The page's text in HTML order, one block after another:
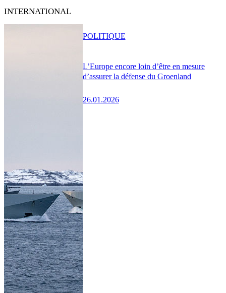
INTERNATIONAL
L’Europe encore loin d’être en mesure
d’assurer la défense du Groenland
26.01.2026
POLITIQUE